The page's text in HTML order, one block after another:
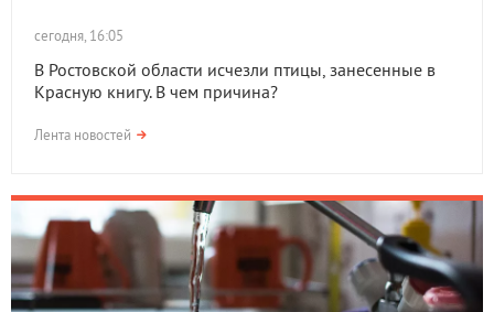
сегодня, 16:05
В Ростовской области исчезли птицы, занесенные в
Красную книгу. В чем причина?
Лента новостей